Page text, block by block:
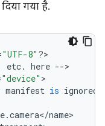
गया है.
"UTF-8" ?>
etc. here -->
"device" >
manifest is ignored
.camera</name>